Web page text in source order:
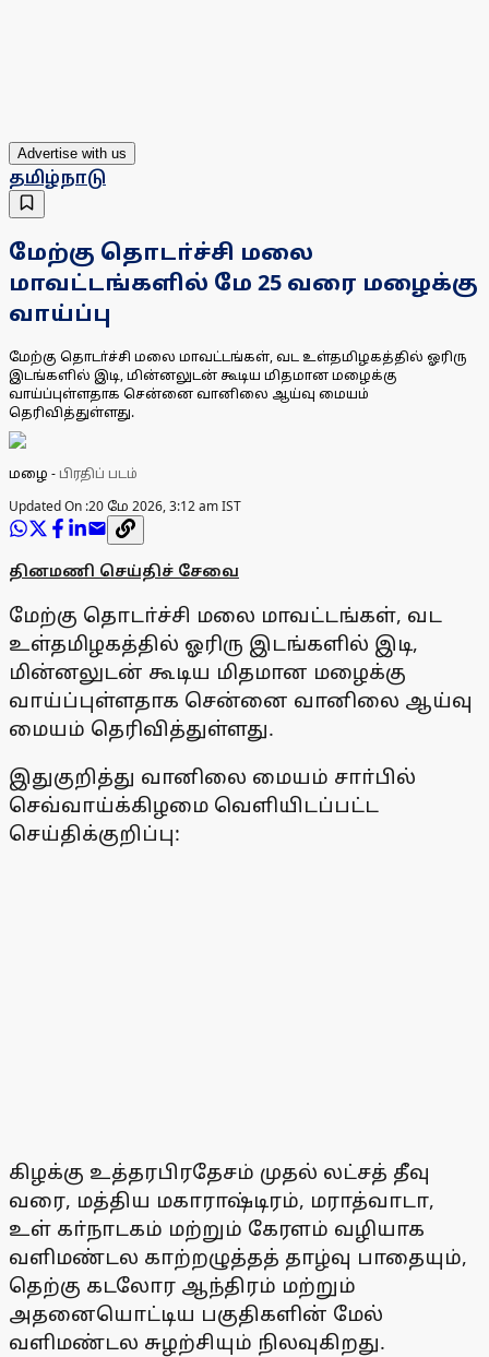
Advertise with us
தமிழ்நாடு
மேற்கு தொடா்ச்சி மலை
மாவட்டங்களில் மே 25 வரை மழைக்கு
வாய்ப்பு
மேற்கு தொடா்ச்சி மலை மாவட்டங்கள், வட உள்தமிழகத்தில் ஓரிரு
இடங்களில் இடி, மின்னலுடன் கூடிய மிதமான மழைக்கு
வாய்ப்புள்ளதாக சென்னை வானிலை ஆய்வு மையம்
தெரிவித்துள்ளது.
மழை - பிரதிப் படம்
Updated On :20 மே 2026, 3:12 am IST
தினமணி செய்திச் சேவை
மேற்கு தொடா்ச்சி மலை மாவட்டங்கள், வட
உள்தமிழகத்தில் ஓரிரு இடங்களில் இடி,
மின்னலுடன் கூடிய மிதமான மழைக்கு
வாய்ப்புள்ளதாக சென்னை வானிலை ஆய்வு
மையம் தெரிவித்துள்ளது.
இதுகுறித்து வானிலை மையம் சாா்பில்
செவ்வாய்க்கிழமை வெளியிடப்பட்ட
செய்திக்குறிப்பு:
கிழக்கு உத்தரபிரதேசம் முதல் லட்சத் தீவு
வரை, மத்திய மகாராஷ்டிரம், மராத்வாடா,
உள் கா்நாடகம் மற்றும் கேரளம் வழியாக
வளிமண்டல காற்றழுத்தத் தாழ்வு பாதையும்,
தெற்கு கடலோர ஆந்திரம் மற்றும்
அதனையொட்டிய பகுதிகளின் மேல்
வளிமண்டல சுழற்சியும் நிலவுகிறது.